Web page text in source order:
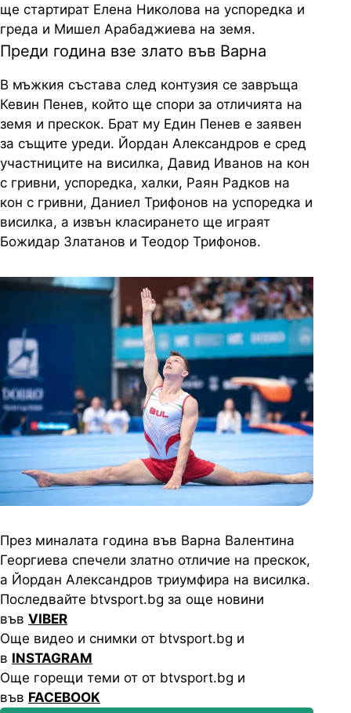
ще стартират Елена Николова на успоредка и
греда и Мишел Арабаджиева на земя.
Преди година взе злато във Варна
В мъжкия състава след контузия се завръща
Кевин Пенев, който ще спори за отличията на
земя и прескок. Брат му Един Пенев е заявен
за същите уреди. Йордан Александров е сред
участниците на висилка, Давид Иванов на кон
с гривни, успоредка, халки, Раян Радков на
кон с гривни, Даниел Трифонов на успоредка и
висилка, а извън класирането ще играят
Божидар Златанов и Теодор Трифонов.
През миналата година във Варна Валентина
Георгиева спечели златно отличие на прескок,
а Йордан Александров триумфира на висилка.
Последвайте btvsport.bg за още новини
във VIBER
Още видео и снимки от btvsport.bg и
в INSTAGRAM
Още горещи теми от от btvsport.bg и
във FACEBOOK